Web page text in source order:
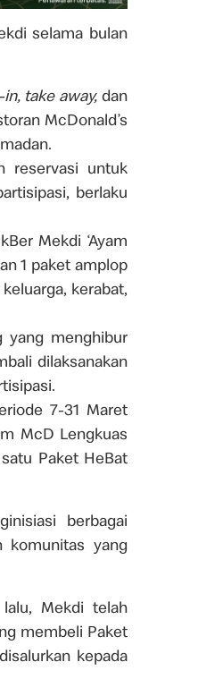
selama bulan
take away, dan
McDonald’s
reservasi untuk
berlaku
Mekdi ‘Ayam
1 paket amplop
kerabat,
yang menghibur
dilaksanakan
7-31 Maret
McD Lengkuas
Paket HeBat
berbagai
komunitas yang
Mekdi telah
membeli Paket
kepada